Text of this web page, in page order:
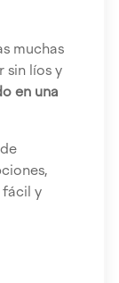
muchas
sin líos y
en una
fácil y